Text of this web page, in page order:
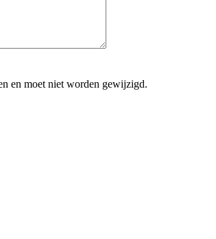
en moet niet worden gewijzigd.